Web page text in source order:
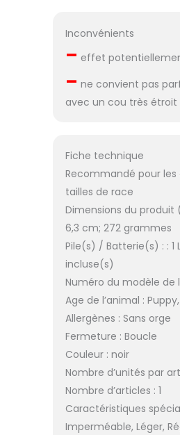
Inconvénients
– effet
– ne convient pas
avec un cou très étroit
Fiche technique
Recommandé pour les
tailles de race
Dimensions du produit
6,3 cm; 272 grammes
Pile(s) / Batterie(s) : :
incluse(s)
Numéro du modèle de
Age de l’animal :
Allergènes : Sans orge
Fermeture : Boucle
Couleur : noir
Nombre d’unités par
Nombre d’articles : 1
Caractéristiques
Imperméable, Léger,